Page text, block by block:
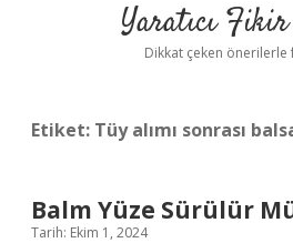
Yasal
Yaratıcı
Dikkat çeken önerilerle
Etiket: Tüy alımı sonrası
Balm Yüze Sürülür
Tarih: Ekim 1, 2024